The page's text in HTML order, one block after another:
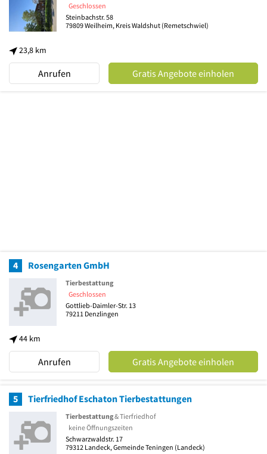
23,8 km
Geschlossen
Steinbachstr. 58
79809Weilheim, Kreis Waldshut (Remetschwiel)
Anrufen Gratis Angebote einholen
4 Rosengarten GmbH
44 km
Tierbestattung
Geschlossen
Gottlieb-Daimler-Str. 13
79211 Denzlingen
Anrufen Gratis Angebote einholen
5 Tierfriedhof Eschaton Tierbestattungen
Tierbestattung& Tierfriedhof
keine Öffnungszeiten
Schwarzwaldstr. 17
79312 Landeck, Gemeinde Teningen (Landeck)